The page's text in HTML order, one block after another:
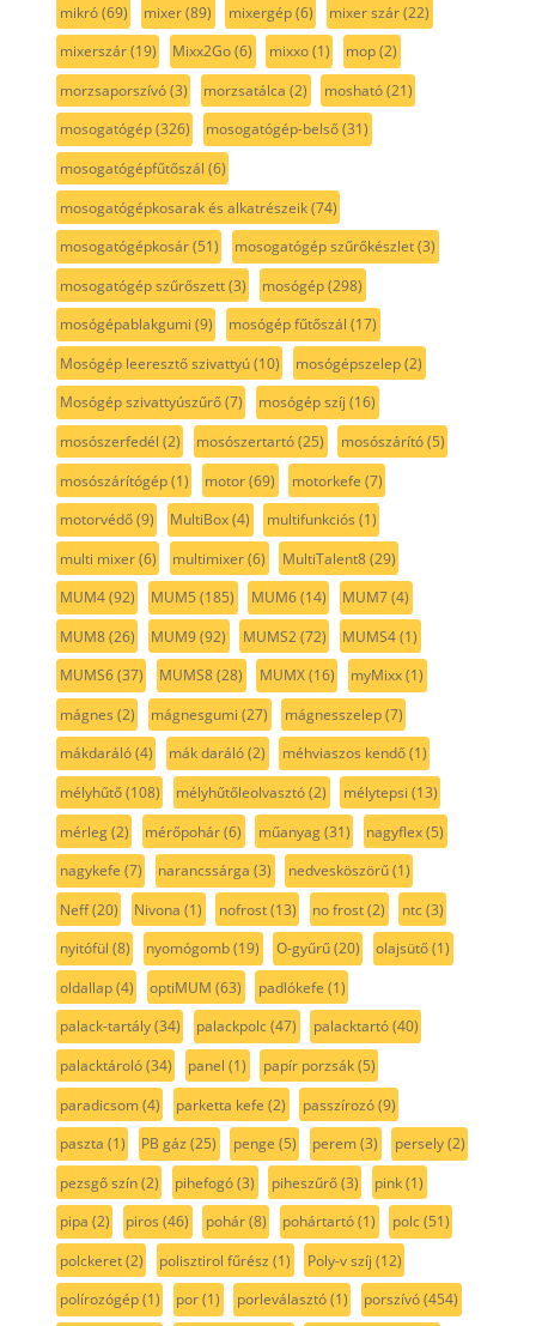
mikró(69) mixer(89) mixergép(6) mixer szár(22)
mixerszár(19) Mixx2Go(6) mixxo(1) mop(2)
morzsaporszívó(3) morzsatálca (2) mosható(21)
mosogatógép(326) mosogatógép-belső(31)
mosogatógépfűtőszál (6)
mosogatógépkosarak és alkatrészeik(74)
mosogatógépkosár(51) mosogatógép szűrőkészlet(3)
mosogatógép szűrőszett(3) mosógép(298)
mosógépablakgumi (9) mosógép fűtőszál (17)
Mosógép leeresztő szivattyú(10) mosógépszelep(2)
Mosógép szivattyúszűrő(7) mosógép szíj (16)
mosószerfedél (2) mosószertartó(25) mosószárító(5)
mosószárítógép(1) motor(69) motorkefe (7)
motorvédő(9) MultiBox(4) multifunkciós (1)
multi mixer(6) multimixer(6) MultiTalent8(29)
MUM4(92) MUM5 (185) MUM6(14) MUM7(4)
MUM8(26) MUM9(92) MUMS2(72) MUMS4(1)
MUMS6(37) MUMS8(28) MUMX(16) myMixx(1)
mágnes (2) mágnesgumi (27) mágnesszelep(7)
mákdaráló(4) mák daráló(2) méhviaszos kendő(1)
mélyhűtő(108) mélyhűtőleolvasztó(2) mélytepsi (13)
mérleg(2) mérőpohár(6) műanyag(31) nagyflex(5)
nagykefe (7) narancssárga (3) nedvesköszörű(1)
Neff(20) Nivona (1) nofrost(13) no frost(2) ntc(3)
nyitófül (8) nyomógomb(19) O-gyűrű(20) olajsütő(1)
oldallap(4) optiMUM (63) padlókefe (1)
palack-tartály(34) palackpolc(47) palacktartó(40)
palacktároló(34) panel (1) papír porzsák(5)
paradicsom(4) parketta kefe (2) passzírozó(9)
paszta (1) PB gáz (25) penge (5) perem(3) persely(2)
pezsgő szín(2) pihefogó(3) piheszűrő(3) pink(1)
pipa (2) piros (46) pohár(8) pohártartó(1) polc(51)
polckeret(2) polisztirol fűrész (1) Poly-v szíj (12)
polírozógép(1) por(1) porleválasztó(1) porszívó(454)